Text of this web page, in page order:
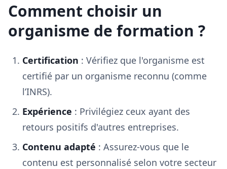
Comment choisir un
organisme de formation ?
Certification : Vérifiez que l'organisme est
certifié par un organisme reconnu (comme
l’INRS).
Expérience : Privilégiez ceux ayant des
retours positifs d'autres entreprises.
Contenu adapté : Assurez-vous que le
contenu est personnalisé selon votre secteur